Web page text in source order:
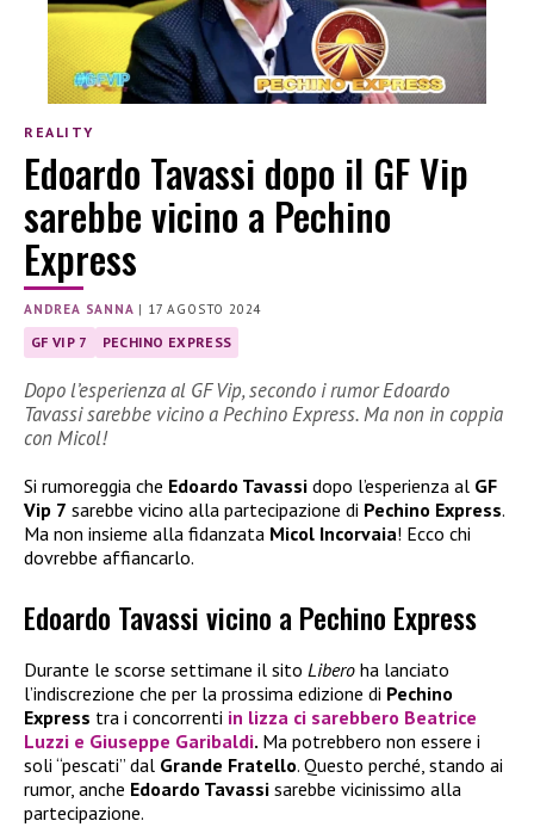
REALITY
Edoardo Tavassi dopo il GF Vip
sarebbe vicino a Pechino
Express
ANDREA SANNA | 17 AGOSTO 2024
GF VIP 7 PECHINO EXPRESS
Dopo l’esperienza al GF Vip, secondo i rumor Edoardo
Tavassi sarebbe vicino a Pechino Express. Ma non in coppia
con Micol!
Si rumoreggia che Edoardo Tavassi dopo l’esperienza al GF
Vip 7 sarebbe vicino alla partecipazione di Pechino Express.
Ma non insieme alla fidanzata Micol Incorvaia! Ecco chi
dovrebbe affiancarlo.
Edoardo Tavassi vicino a Pechino Express
Durante le scorse settimane il sito Libero ha lanciato
l’indiscrezione che per la prossima edizione di Pechino
Express tra i concorrenti in lizza ci sarebbero Beatrice
Luzzi e Giuseppe Garibaldi. Ma potrebbero non essere i
soli “pescati” dal Grande Fratello. Questo perché, stando ai
rumor, anche Edoardo Tavassi sarebbe vicinissimo alla
partecipazione.